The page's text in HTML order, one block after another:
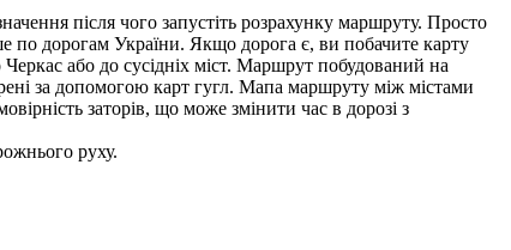
після чого запустіть розрахунку маршруту. Просто
по дорогам України. Якщо дорога є, ви побачите карту
або до сусідніх міст. Маршрут побудований на
за допомогою карт гугл. Мапа маршруту між містами
заторів, що може змінити час в дорозі з
руху.